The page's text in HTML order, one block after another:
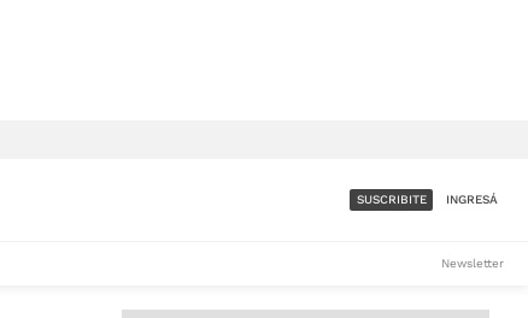
SUSCRIBITE INGRESÁ
Newsletter